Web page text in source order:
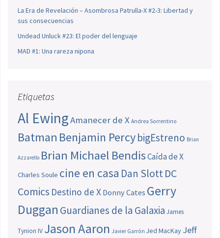
La Era de Revelación – Asombrosa Patrulla-X #2-3: Libertad y
sus consecuencias
Undead Unluck #23: El poder del lenguaje
MAD #1: Una rareza nipona
Etiquetas
Al EwingAmanecer de X Andrea Sorrentino
Batman Benjamin PercybigEstreno Brian
Azzarello Brian Michael BendisCaída de X
Charles Soule cine en casa Dan SlottDC
Comics Destino de X Donny Cates Gerry
Duggan Guardianes de la Galaxia James
Tynion IV Jason Aaron Javier Garrón Jed MacKay Jeff